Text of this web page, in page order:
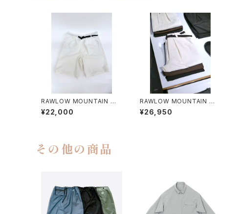
RAWLOW MOUNTAIN WO
RKS / HIKER GURKHA PA
NTS
¥22,000
RAWLOW MOUNTAIN WO
RKS / HIKER BAKER PANT
S
¥26,950
その他の商品